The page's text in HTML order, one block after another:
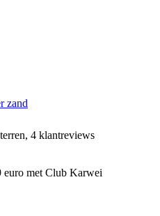
zand
4 klantreviews
euro met Club Karwei